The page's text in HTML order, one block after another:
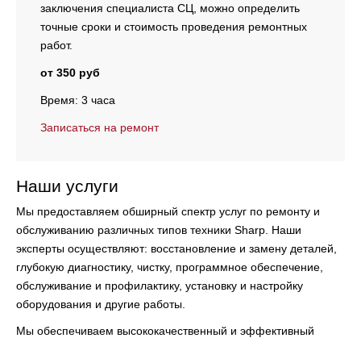
заключения специалиста СЦ, можно определить
точные сроки и стоимость проведения ремонтных
работ.
от 350 руб
Время: 3 часа
Записаться на ремонт
Наши услуги
Мы предоставляем обширный спектр услуг по ремонту и
обслуживанию различных типов техники Sharp. Наши
эксперты осуществляют: восстановление и замену деталей,
глубокую диагностику, чистку, программное обеспечение,
обслуживание и профилактику, установку и настройку
оборудования и другие работы.
Мы обеспечиваем высококачественный и эффективный